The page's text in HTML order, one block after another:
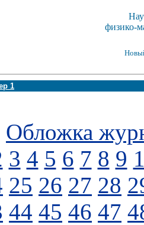
физико-
1
Обложка
3 4 5 6 7 8 9
25 26 27 28
44 45 46 47